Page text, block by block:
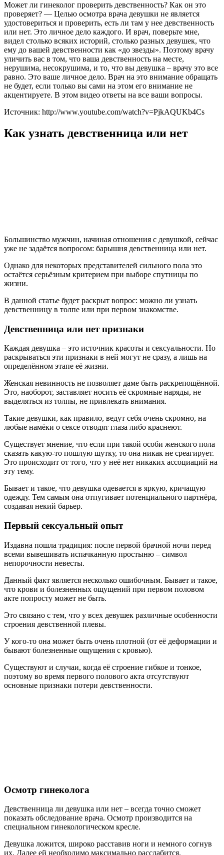
Может ли гинеколог проверить девственность? Как он это
проверяет? — Целью осмотра врача девушки не является
удостовериться и проверить, есть ли там у нее девственность
или нет. Это личное дело каждого. И врач, поверьте мне,
видел столько всяких историй, столько разных девушек, что
ему до вашей девственности как «до звезды». Поэтому врачу
уличить вас в том, что ваша девственность на месте,
нерушима, несокрушима, и то, что вы девушка – врачу это все
равно. Это ваше личное дело. Врач на это внимание обращать
не будет, если только вы сами на этом его внимание не
акцентируете. В этом видео ответы на все ваши вопросы.
Источник: http://www.youtube.com/watch?v=PjkAQUKb4Cs
Как узнать девственница или нет
Большинство мужчин, начиная отношения с девушкой, сейчас
уже не задаётся вопросом: барышня девственница или нет.
Однако для некоторых представителей сильного пола это
остаётся серьёзным критерием при выборе спутницы по
жизни.
В данной статье будет раскрыт вопрос: можно ли узнать
девственницу в толпе или при первом знакомстве.
Девственница или нет признаки
Каждая девушка – это источник красоты и сексуальности. Но
раскрываться эти признаки в ней могут не сразу, а лишь на
определённом этапе её жизни.
Женская невинность не позволяет даме быть раскрепощённой.
Это, наоборот, заставляет носить её скромные наряды, не
выделяться из толпы, не привлекать внимания.
Такие девушки, как правило, ведут себя очень скромно, на
любые намёки о сексе отводят глаза либо краснеют.
Существует мнение, что если при такой особи женского пола
сказать какую-то пошлую шутку, то она никак не среагирует.
Это происходит от того, что у неё нет никаких ассоциаций на
эту тему.
Бывает и такое, что девушка одевается в яркую, кричащую
одежду. Тем самым она отпугивает потенциального партнёра,
создавая некий барьер.
Первый сексуальный опыт
Издавна пошла традиция: после первой брачной ночи перед
всеми вывешивать испачканную простыню – символ
непорочности невесты.
Данный факт является несколько ошибочным. Бывает и такое,
что крови и болезненных ощущений при первом половом
акте попросту может не быть.
Это связано с тем, что у всех девушек различные особенности
строения девственной плевы.
У кого-то она может быть очень плотной (от её деформации и
бывают болезненные ощущения с кровью).
Существуют и случаи, когда её строение гибкое и тонкое,
поэтому во время первого полового акта отсутствуют
основные признаки потери девственности.
Осмотр гинеколога
Девственница ли девушка или нет – всегда точно сможет
показать обследование врача. Осмотр производится на
специальном гинекологическом кресле.
Девушка ложится, широко расставив ноги и немного согнув
их. Далее ей необходимо максимально расслабится.